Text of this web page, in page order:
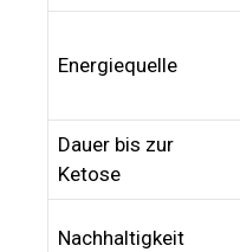
Energiequelle
Dauer bis zur
Ketose
Nachhaltigkeit